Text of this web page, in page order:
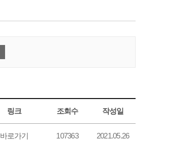
링크 조회수 작성일
바로가기 107363 2021.05.26